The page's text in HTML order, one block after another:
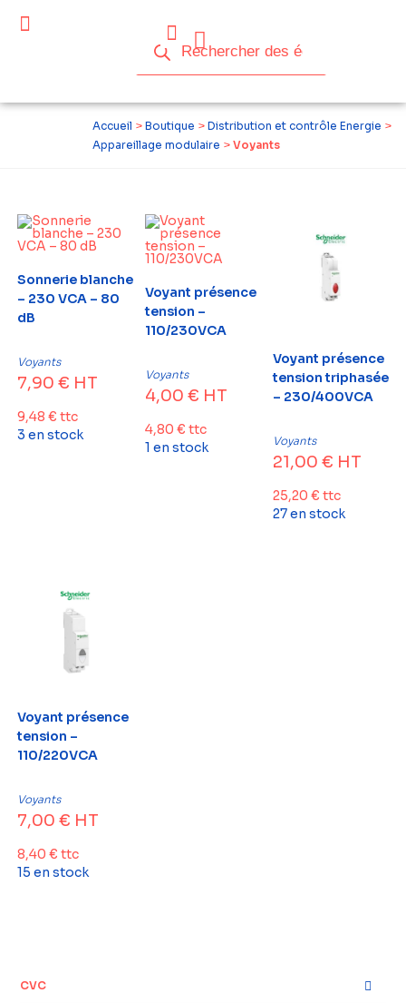
Accueil > Boutique > Distribution et contrôle Energie >
Appareillage modulaire > Voyants
Sonnerie blanche
– 230 VCA – 80
dB
Voyants
7,90 € HT
9,48 € ttc
3 en stock
Voyant présence
tension –
110/230VCA
Voyants
4,00 € HT
4,80 € ttc
1 en stock
Voyant présence
tension triphasée
– 230/400VCA
Voyants
21,00 € HT
25,20 € ttc
27 en stock
Voyant présence
tension –
110/220VCA
Voyants
7,00 € HT
8,40 € ttc
15 en stock
CVC